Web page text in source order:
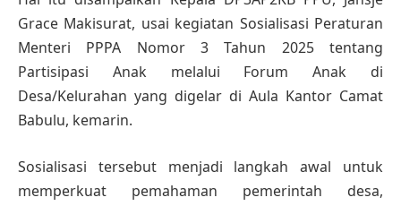
Grace Makisurat, usai kegiatan Sosialisasi Peraturan
Menteri PPPA Nomor 3 Tahun 2025 tentang
Partisipasi Anak melalui Forum Anak di
Desa/Kelurahan yang digelar di Aula Kantor Camat
Babulu, kemarin.
Sosialisasi tersebut menjadi langkah awal untuk
memperkuat pemahaman pemerintah desa,